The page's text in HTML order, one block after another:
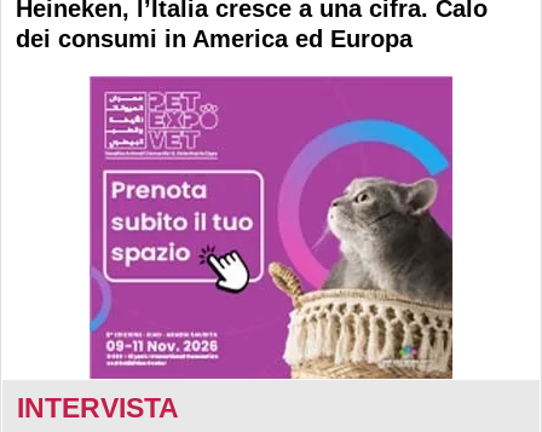
Heineken, l’Italia cresce a una cifra. Calo
dei consumi in America ed Europa
INTERVISTA